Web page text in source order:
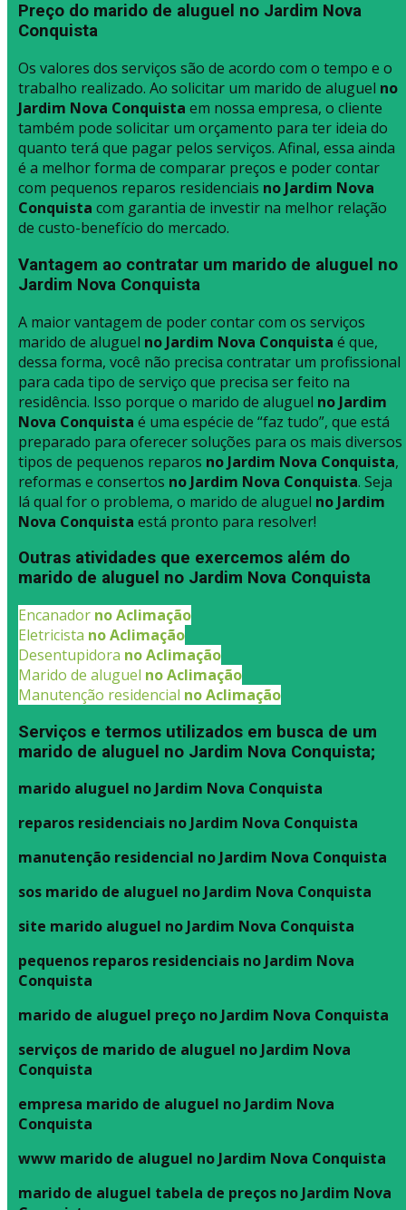
Preço do marido de aluguel no Jardim Nova
Conquista
Os valores dos serviços são de acordo com o tempo e o
trabalho realizado. Ao solicitar um marido de aluguel no
Jardim Nova Conquista em nossa empresa, o cliente
também pode solicitar um orçamento para ter ideia do
quanto terá que pagar pelos serviços. Afinal, essa ainda
é a melhor forma de comparar preços e poder contar
com pequenos reparos residenciais no Jardim Nova
Conquista com garantia de investir na melhor relação
de custo-benefício do mercado.
Vantagem ao contratar um marido de aluguel no
Jardim Nova Conquista
A maior vantagem de poder contar com os serviços
marido de aluguel no Jardim Nova Conquista é que,
dessa forma, você não precisa contratar um profissional
para cada tipo de serviço que precisa ser feito na
residência. Isso porque o marido de aluguel no Jardim
Nova Conquista é uma espécie de “faz tudo”, que está
preparado para oferecer soluções para os mais diversos
tipos de pequenos reparos no Jardim Nova Conquista,
reformas e consertos no Jardim Nova Conquista. Seja
lá qual for o problema, o marido de aluguel no Jardim
Nova Conquista está pronto para resolver!
Outras atividades que exercemos além do
marido de aluguel no Jardim Nova Conquista
Encanador no Aclimação
Eletricista no Aclimação
Desentupidora no Aclimação
Marido de aluguel no Aclimação
Manutenção residencial no Aclimação
Serviços e termos utilizados em busca de um
marido de aluguel no Jardim Nova Conquista;
marido aluguel no Jardim Nova Conquista
reparos residenciais no Jardim Nova Conquista
manutenção residencial no Jardim Nova Conquista
sos marido de aluguel no Jardim Nova Conquista
site marido aluguel no Jardim Nova Conquista
pequenos reparos residenciais no Jardim Nova
Conquista
marido de aluguel preço no Jardim Nova Conquista
serviços de marido de aluguel no Jardim Nova
Conquista
empresa marido de aluguel no Jardim Nova
Conquista
www marido de aluguel no Jardim Nova Conquista
marido de aluguel tabela de preços no Jardim Nova